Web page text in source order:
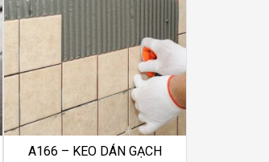
A166 – KEO DÁN GẠCH